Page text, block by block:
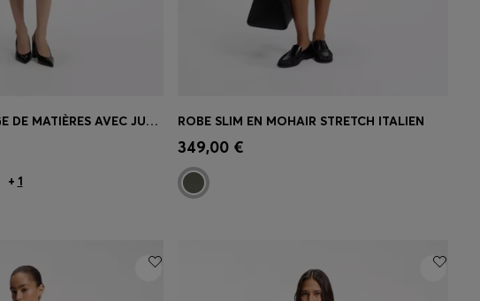
ROBE EN MÉLANGE DE MATIÈRES AVEC JUPE PLISSÉE
+ 1
Achat rapide
taille)
ROBE SLIM EN MOHAIR STRETCH ITALIEN
349,00 €